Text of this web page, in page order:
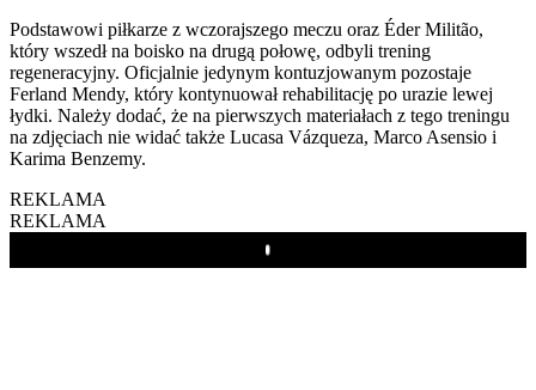
Podstawowi piłkarze z wczorajszego meczu oraz Éder Militão,
który wszedł na boisko na drugą połowę, odbyli trening
regeneracyjny. Oficjalnie jedynym kontuzjowanym pozostaje
Ferland Mendy, który kontynuował rehabilitację po urazie lewej
łydki. Należy dodać, że na pierwszych materiałach z tego treningu
na zdjęciach nie widać także Lucasa Vázqueza, Marco Asensio i
Karima Benzemy.
REKLAMA
REKLAMA
Play